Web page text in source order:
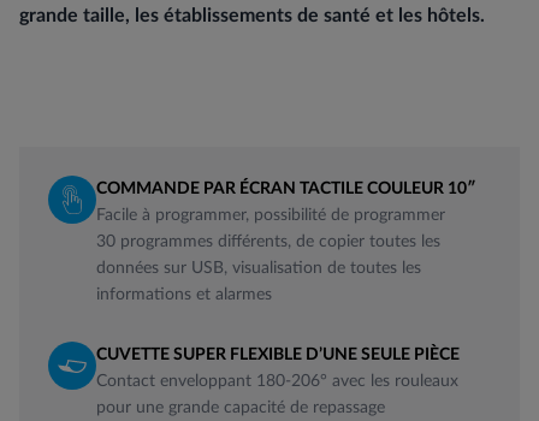
grande taille, les établissements de santé et les hôtels.
COMMANDE PAR ÉCRAN TACTILE COULEUR 10″
Facile à programmer, possibilité de programmer
30 programmes différents, de copier toutes les
données sur USB, visualisation de toutes les
informations et alarmes
CUVETTE SUPER FLEXIBLE D’UNE SEULE PIÈCE
Contact enveloppant 180-206° avec les rouleaux
pour une grande capacité de repassage